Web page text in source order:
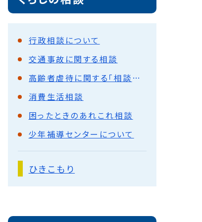
行政相談について
交通事故に関する相談
高齢者虐待に関する「相談受付電話」の設置について
消費生活相談
困ったときのあれこれ相談
少年補導センターについて
ひきこもり